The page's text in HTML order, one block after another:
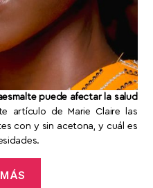
puede afectar la salud
artículo de Marie Claire las
con y sin acetona, y cuál es